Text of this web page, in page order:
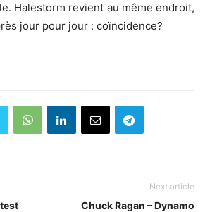
Halestorm revient au même endroit,
jour pour jour : coïncidence?
Next article
Chuck Ragan – Dynamo